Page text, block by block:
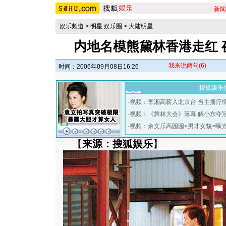
新闻
娱乐频道 > 明星 娱乐圈 > 大陆明星
内地名模熊黛林香港走红
时间：2006年09月08日16:26 我来说两句(6)
搜狐娱乐
·视频：李湘高薪入北京台 当主播疗
·视频：《舞林大会》落幕 解小东夺
·视频：余文乐高园园<男才女貌>曝
【来源：搜狐娱乐】